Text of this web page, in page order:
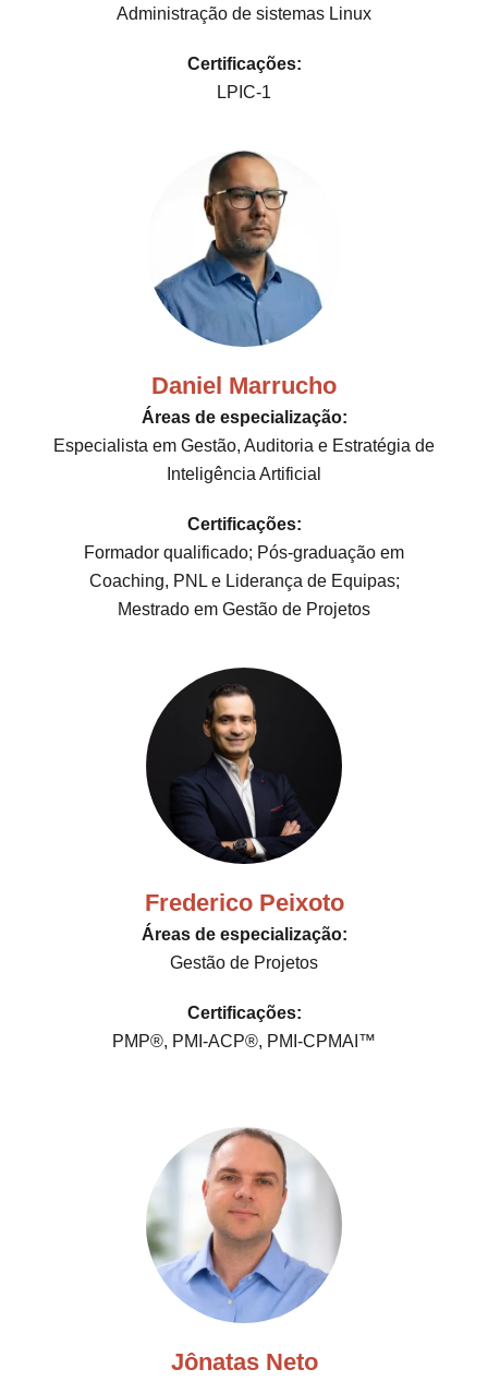
Administração de sistemas Linux
Certificações:
LPIC-1
Daniel Marrucho
Áreas de especialização:
Especialista em Gestão, Auditoria e Estratégia de
Inteligência Artificial
Certificações:
Formador qualificado; Pós-graduação em
Coaching, PNL e Liderança de Equipas;
Mestrado em Gestão de Projetos
Frederico Peixoto
Áreas de especialização:
Gestão de Projetos
Certificações:
PMP®, PMI-ACP®, PMI-CPMAI™
Jônatas Neto